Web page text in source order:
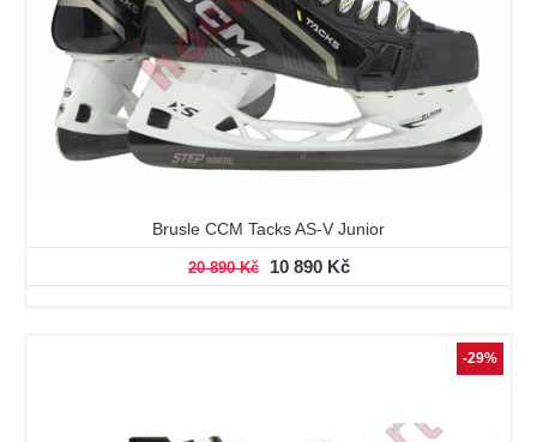
Brusle CCM Tacks AS-V Junior
20 890 Kč 10 890 Kč
-29%